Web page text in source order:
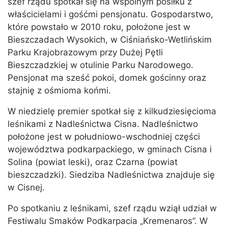
właścicielami i gośćmi pensjonatu. Gospodarstwo,
które powstało w 2010 roku, położone jest w
Bieszczadach Wysokich, w Ciśniańsko-Wetlińskim
Parku Krajobrazowym przy Dużej Pętli
Bieszczadzkiej w otulinie Parku Narodowego.
Pensjonat ma sześć pokoi, domek gościnny oraz
stajnię z ośmioma końmi.
W niedzielę premier spotkał się z kilkudziesięcioma
leśnikami z Nadleśnictwa Cisna. Nadleśnictwo
położone jest w południowo-wschodniej części
województwa podkarpackiego, w gminach Cisna i
Solina (powiat leski), oraz Czarna (powiat
bieszczadzki). Siedziba Nadleśnictwa znajduje się
w Cisnej.
Po spotkaniu z leśnikami, szef rządu wziął udział w
Festiwalu Smaków Podkarpacia „Kremenaros”. W